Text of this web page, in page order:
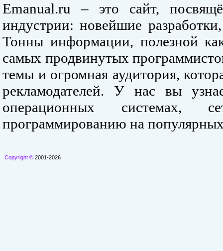
Emanual.ru – это сайт,
индустрии: новейшие
Тонны информации, полезной
самых продвинутых
темы и огромная аудитория,
рекламодателей. У нас вы
операционных системах,
программированию на
Copyright © 2001-2026